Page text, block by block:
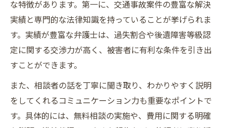
な特徴があります。第一に、交通事故案件の豊富な解決
実績と専門的な法律知識を持っていることが挙げられま
す。実績が豊富な弁護士は、過失割合や後遺障害等級認
定に関する交渉力が高く、被害者に有利な条件を引き出
すことができます。
また、相談者の話を丁寧に聞き取り、わかりやすく説明
をしてくれるコミュニケーション力も重要なポイントで
す。具体的には、無料相談の実施や、費用に関する明確